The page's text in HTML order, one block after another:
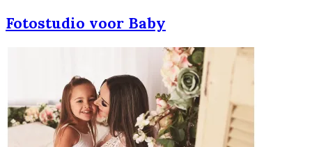
Fotostudio voor Baby